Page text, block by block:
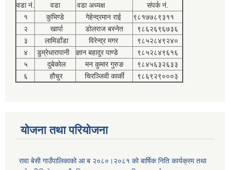
वडा नं. वडा वडा अध्यक्ष
संपर्क नं.
१
कुभिण्डे गेहेन्द्रमान राई
९८१७७८९३११
२
खार्पा डोलराज बस्नेत
९८६२६९६७३६
३
लामिडाँडा विरेन्द्र मगर
९८५२८४९२४०
४
डुम्रेधारापानी ज्ञान बहादुर पाण्डे
९८५२८४९६१६
५
दुबेकोल मन कुमार गुरुङ
९८४५६३२६३३
६
हौचुर चिरञ्जिवी कार्की ९८६९२९०००३
योजना तथा परियोजना
रावा बेसी गाउँपालिकाको आ ब २०८०।२०८१ को बार्षिक निति कार्यक्रम तथा